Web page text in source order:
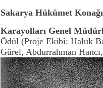
Sakarya Hükümet
Karayolları Genel
Ödül (Proje Ekibi: Haluk
Gürel, Abdurrahman